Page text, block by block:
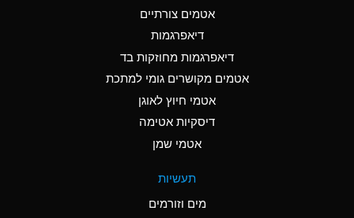
Ammonia Anhydrous
A
Ammonia Gas (cold)
A
Ammonia Gas (hot)
אטמים צורתיים
דיאפרגמות
דיאפרגמות מחוזקות בד
אטמים מקושרים גומי למתכת
אטמי חיוץ לאוגן
דיסקיות אטימה
אטמי שמן
תעשיות
מים וזורמים